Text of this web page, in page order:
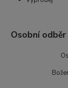
Osobní odběr